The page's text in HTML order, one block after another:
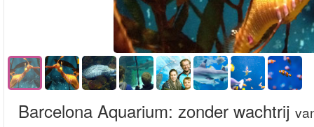
Barcelona Aquarium: zonder wachtrij